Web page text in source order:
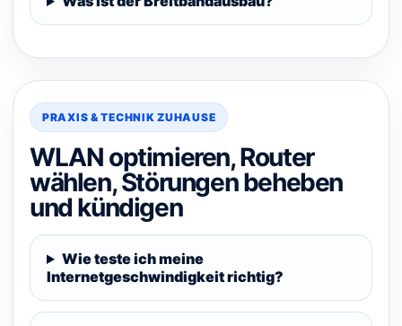
PRAXIS & TECHNIK ZUHAUSE
WLAN optimieren, Router
wählen, Störungen beheben
und kündigen
Wie teste ich meine
Internetgeschwindigkeit richtig?